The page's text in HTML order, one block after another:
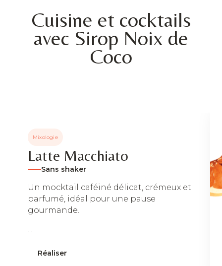
Cuisine et cocktails
avec Sirop Noix de
Coco
Mixologie
Latte Macchiato
Sans shaker
Un mocktail caféiné délicat, crémeux et
parfumé, idéal pour une pause
gourmande.
...
Réaliser